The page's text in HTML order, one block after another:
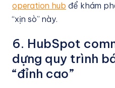
operation hub để khám
“xịn sò” này.
6. HubSpot
dựng quy trình
“đỉnh cao”